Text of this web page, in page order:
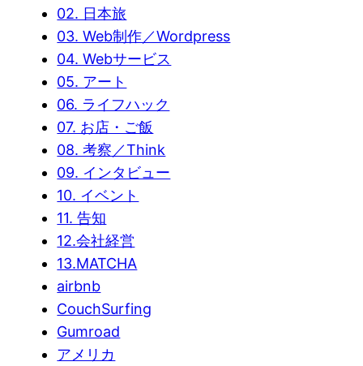
02. 日本旅
03. Web制作／Wordpress
04. Webサービス
05. アート
06. ライフハック
07. お店・ご飯
08. 考察／Think
09. インタビュー
10. イベント
11. 告知
12.会社経営
13.MATCHA
airbnb
CouchSurfing
Gumroad
アメリカ